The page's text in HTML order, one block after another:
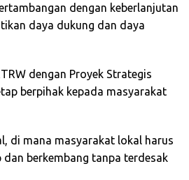
dengan keberlanjutan
daya dukung dan daya
dengan Proyek Strategis
berpihak kepada masyarakat
di mana masyarakat lokal harus
berkembang tanpa terdesak